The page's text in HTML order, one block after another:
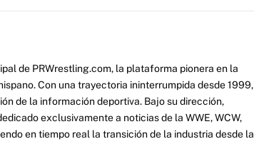
de PRWrestling.com, la plataforma pionera en la
Con una trayectoria ininterrumpida desde 1999,
de la información deportiva. Bajo su dirección,
exclusivamente a noticias de la WWE, WCW,
en tiempo real la transición de la industria desde la